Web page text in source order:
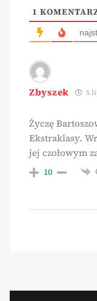
1
Zbyszek 5
Życzę
Ekstraklasy.
jej czołowym
10